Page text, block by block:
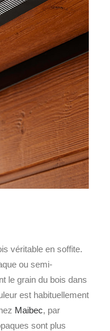
véritable en soffite.
ou semi-
le grain du bois dans
est habituellement
Maibec, par
sont plus